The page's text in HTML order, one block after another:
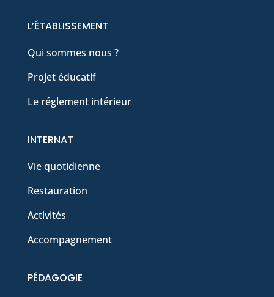
L’ÉTABLISSEMENT
Qui sommes nous ?
Projet éducatif
Le réglement intérieur
INTERNAT
Vie quotidienne
Restauration
Activités
Accompagnement
PÉDAGOGIE